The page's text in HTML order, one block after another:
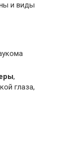
и виды
,
глаза,